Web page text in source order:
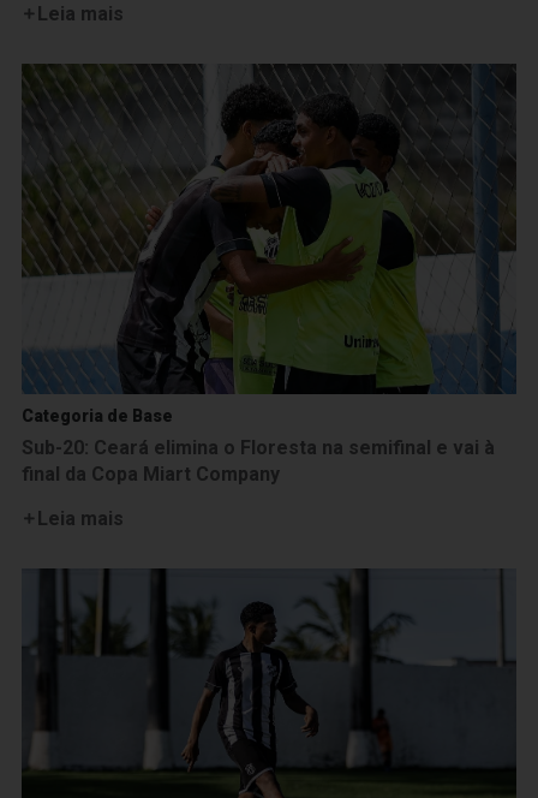
Leia mais
Categoria de Base
Sub-20: Ceará elimina o Floresta na semifinal e vai à
final da Copa Miart Company
Leia mais